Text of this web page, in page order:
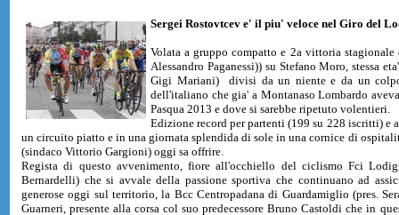
Sergei Rostovtcev e' il piu' veloce nel Giro del
Volata a gruppo compatto e 2a vittoria stagionale
Alessandro Paganessi)) su Stefano Moro, stessa
Gigi Mariani) divisi da un niente e da un
dell'italiano che gia' a Montanaso Lombardo
Pasqua 2013 e dove si sarebbe ripetuto volentieri.
Edizione record per partenti (199 su 228 iscritti) e
un circuito piatto e in una giornata splendida di sole in una cornice di
(sindaco Vittorio Gargioni) oggi sa offrire.
Regista di questo avvenimento, fiore all'occhiello del ciclismo Fci
Bernardelli) che si avvale della passione sportiva che continuano ad
generose oggi sul territorio, la Bcc Centropadana di Guardamiglio (pres.
Guarneri, presente alla corsa col suo predecessore Bruno Castoldi che in